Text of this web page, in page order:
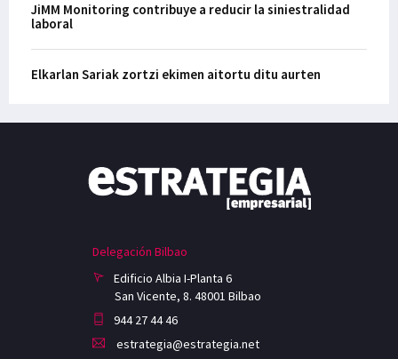
JiMM Monitoring contribuye a reducir la siniestralidad
laboral
Elkarlan Sariak zortzi ekimen aitortu ditu aurten
Delegación Bilbao
Edificio Albia I-Planta 6
San Vicente, 8. 48001 Bilbao
944 27 44 46
estrategia@estrategia.net